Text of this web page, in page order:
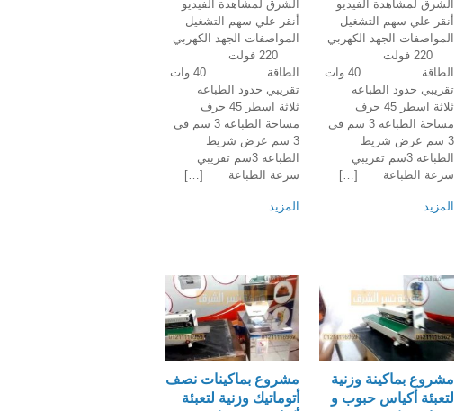
الشرق لمشاهدة الفيديو
أنقر علي سهم التشغيل
المواصفات الجهد الكهربي
220 فولت
الطاقة 40 وات
تقريبي حدود الطباعه
ثلاثة اسطر 45 حرف
مساحة الطباعه 3 سم في
3 سم عرض شريط
الطباعه 3سم تقريبي
سرعة الطباعة […]
المزيد
الشرق لمشاهدة الفيديو
أنقر علي سهم التشغيل
المواصفات الجهد الكهربي
220 فولت
الطاقة 40 وات
تقريبي حدود الطباعه
ثلاثة اسطر 45 حرف
مساحة الطباعه 3 سم في
3 سم عرض شريط
الطباعه 3سم تقريبي
سرعة الطباعة […]
المزيد
مشروع بماكينات نصف
أتوماتيك وزنية لتعبئة
مشروع بماكينة وزنية
لتعبئة أكياس حبوب و